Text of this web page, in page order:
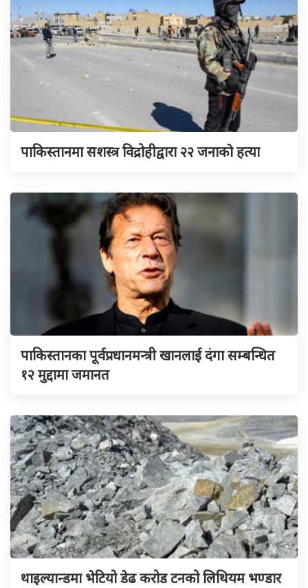
पाकिस्तानमा सशस्त्र विद्रोहीद्वारा २२ जनाकाे हत्या
पाकिस्तानका पूर्वप्रधानमन्त्री खानलाई दंगा सम्बन्धित
१२ मुद्दामा जमानत
थाइल्यान्डमा भेटियो डेढ करोड टनको लिथियम भण्डार